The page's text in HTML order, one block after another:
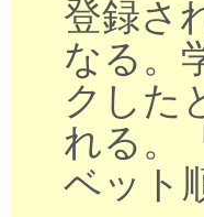
登録さ
なる。
クした
れる。
ベット